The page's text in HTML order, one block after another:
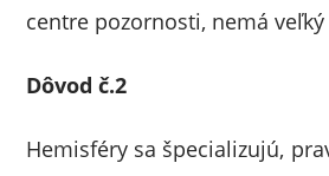
centre pozornosti, nemá veľký
Dôvod č.2
Hemisféry sa špecializujú,